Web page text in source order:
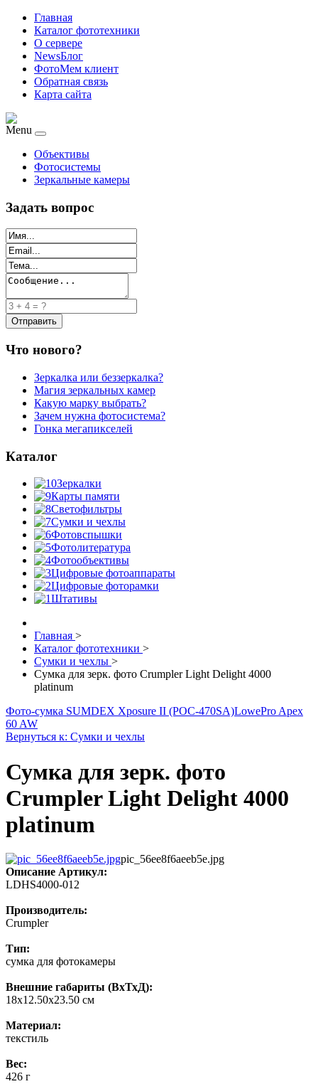
Главная
Каталог фототехники
О сервере
NewsБлог
ФотоМем клиент
Обратная связь
Карта сайта
Menu
Объективы
Фотосистемы
Зеркальные камеры
Задать вопрос
Что нового?
Зеркалка или беззеркалка?
Магия зеркальных камер
Какую марку выбрать?
Зачем нужна фотосистема?
Гонка мегапикселей
Каталог
Зеркалки
Карты памяти
Светофильтры
Сумки и чехлы
Фотовспышки
Фотолитература
Фотообъективы
Цифровые фотоаппараты
Цифровые фоторамки
Штативы
Главная >
Каталог фототехники >
Сумки и чехлы >
Сумка для зерк. фото Crumpler Light Delight 4000
platinum
Фото-сумка SUMDEX Xposure II (POC-470SA)LowePro Apex
60 AW
Вернуться к: Сумки и чехлы
Сумка для зерк. фото
Crumpler Light Delight 4000
platinum
pic_56ee8f6aeeb5e.jpg
Описание Артикул:
LDHS4000-012
Производитель:
Crumpler
Тип:
сумка для фотокамеры
Внешние габариты (ВхТхД):
18х12.50х23.50 см
Материал:
текстиль
Вес:
426 г